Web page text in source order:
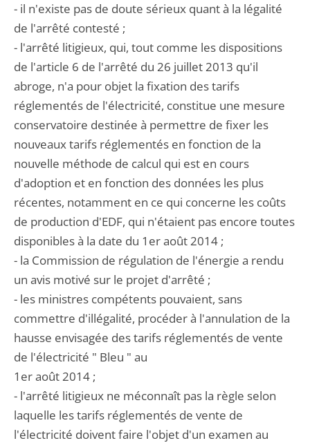
- il n'existe pas de doute sérieux quant à la légalité
de l'arrêté contesté ;
- l'arrêté litigieux, qui, tout comme les dispositions
de l'article 6 de l'arrêté du 26 juillet 2013 qu'il
abroge, n'a pour objet la fixation des tarifs
réglementés de l'électricité, constitue une mesure
conservatoire destinée à permettre de fixer les
nouveaux tarifs réglementés en fonction de la
nouvelle méthode de calcul qui est en cours
d'adoption et en fonction des données les plus
récentes, notamment en ce qui concerne les coûts
de production d'EDF, qui n'étaient pas encore toutes
disponibles à la date du 1er août 2014 ;
- la Commission de régulation de l'énergie a rendu
un avis motivé sur le projet d'arrêté ;
- les ministres compétents pouvaient, sans
commettre d'illégalité, procéder à l'annulation de la
hausse envisagée des tarifs réglementés de vente
de l'électricité " Bleu " au
1er août 2014 ;
- l'arrêté litigieux ne méconnaît pas la règle selon
laquelle les tarifs réglementés de vente de
l'électricité doivent faire l'objet d'un examen au